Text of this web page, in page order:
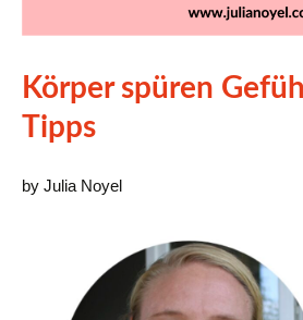
Körper spüren
Tipps
by Julia Noyel